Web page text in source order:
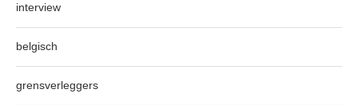
interview
belgisch
grensverleggers